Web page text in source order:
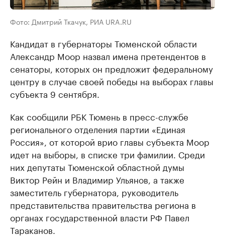
Фото: Дмитрий Ткачук, РИА URA.RU
Кандидат в губернаторы Тюменской области
Александр Моор назвал имена претендентов в
сенаторы, которых он предложит федеральному
центру в случае своей победы на выборах главы
субъекта 9 сентября.
Как сообщили РБК Тюмень в пресс-службе
регионального отделения партии «Единая
Россия», от которой врио главы субъекта Моор
идет на выборы, в списке три фамилии. Среди
них депутаты Тюменской областной думы
Виктор Рейн и Владимир Ульянов, а также
заместитель губернатора, руководитель
представительства правительства региона в
органах государственной власти РФ Павел
Тараканов.